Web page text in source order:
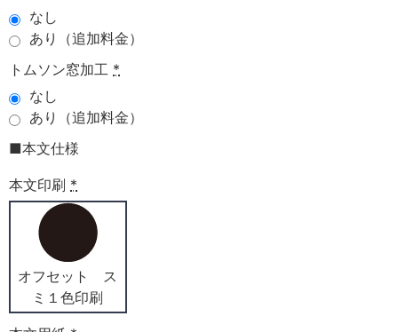
なし
あり（追加料金）
トムソン窓加工 *
なし
あり（追加料金）
■本文仕様
本文印刷 *
オフセット ス
ミ１色印刷